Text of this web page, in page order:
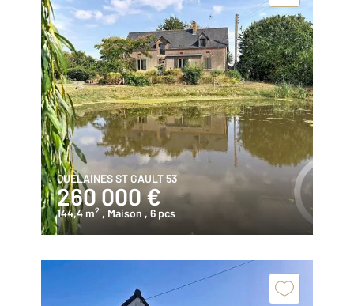
QUELAINES ST GAULT 53
260 000 €
144,4 m2 , Maison , 6 pcs